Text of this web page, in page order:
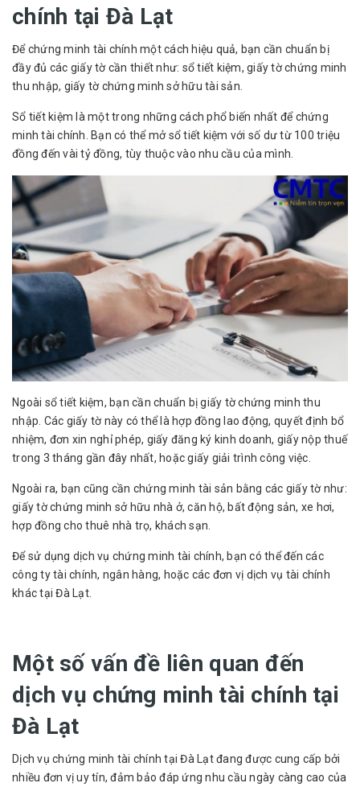
chính tại Đà Lạt
Để chứng minh tài chính một cách hiệu quả, bạn cần chuẩn bị
đầy đủ các giấy tờ cần thiết như: sổ tiết kiệm, giấy tờ chứng minh
thu nhập, giấy tờ chứng minh sở hữu tài sản.
Sổ tiết kiệm là một trong những cách phổ biến nhất để chứng
minh tài chính. Bạn có thể mở sổ tiết kiệm với số dư từ 100 triệu
đồng đến vài tỷ đồng, tùy thuộc vào nhu cầu của mình.
Ngoài sổ tiết kiệm, bạn cần chuẩn bị giấy tờ chứng minh thu
nhập. Các giấy tờ này có thể là hợp đồng lao động, quyết định bổ
nhiệm, đơn xin nghỉ phép, giấy đăng ký kinh doanh, giấy nộp thuế
trong 3 tháng gần đây nhất, hoặc giấy giải trình công việc.
Ngoài ra, bạn cũng cần chứng minh tài sản bằng các giấy tờ như:
giấy tờ chứng minh sở hữu nhà ở, căn hộ, bất động sản, xe hơi,
hợp đồng cho thuê nhà trọ, khách sạn.
Để sử dụng dịch vụ chứng minh tài chính, bạn có thể đến các
công ty tài chính, ngân hàng, hoặc các đơn vị dịch vụ tài chính
khác tại Đà Lạt.
Một số vấn đề liên quan đến
dịch vụ chứng minh tài chính tại
Đà Lạt
Dịch vụ chứng minh tài chính tại Đà Lạt đang được cung cấp bởi
nhiều đơn vị uy tín, đảm bảo đáp ứng nhu cầu ngày càng cao của